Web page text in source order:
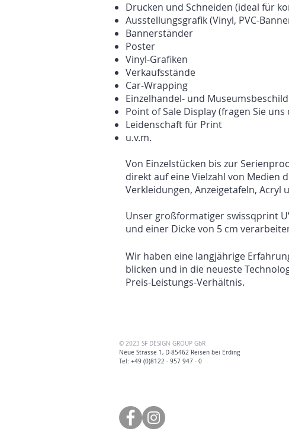
Drucken und Schneiden (ideal für
Ausstellungsgrafik (Vinyl, PVC-
Bannerständer
Poster
Vinyl-Grafiken
Verkaufsstände
Car-Wrapping
Einzelhandel- und
Point of Sale Display (fragen Sie
Leidenschaft für Print
u.v.m.
Von Einzelstücken bis zur
direkt auf eine Vielzahl von Medien
Verkleidungen, Anzeigetafeln, Acryl
Unser großformatiger swissqprint
und einer Dicke von 5 cm
Wir haben eine langjährige
blicken und in die neueste
Preis-Leistungs-Verhältnis.
© 2023 SF DESIGN GROUP GbR
Neue Strasse 1, D-85462 Reisen bei Erding
Tel: +49 (0)8122 - 957 947 - 0